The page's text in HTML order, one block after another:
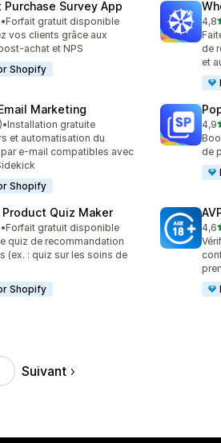
Purchase Survey App
sur 5
total
•Forfait gratuit disponible
vos clients grâce aux
achat et NPS
Shopify
4,8
de
et
Marketing
sur 5
total
•Installation gratuite
et automatisation du
e-mail compatibles avec
Shopify
4,9
de
Quiz Maker
sur 5
total
•Forfait gratuit disponible
quiz de recommandation
(ex. : quiz sur les soins de
Shopify
4,6
Suivant